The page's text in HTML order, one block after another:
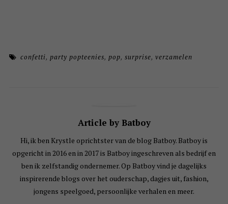
confetti,party popteenies,pop,surprise,verzamelen
Article by Batboy
Hi, ik ben Krystle oprichtster van de blog Batboy. Batboy is
opgericht in 2016 en in 2017 is Batboy ingeschreven als bedrijf en
ben ik zelfstandig ondernemer. Op Batboy vind je dagelijks
inspirerende blogs over het ouderschap, dagjes uit, fashion,
jongens speelgoed, persoonlijke verhalen en meer.